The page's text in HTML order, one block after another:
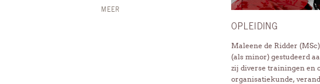
MEER
OPLEIDING
Maleene de Ridder
(als minor) gestudeerd
zij diverse trainingen en
organisatiekunde,